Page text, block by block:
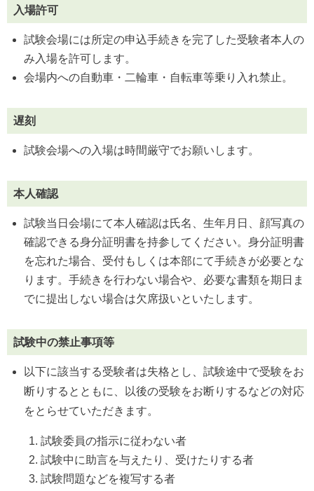
入場許可
試験会場には所定の申込手続きを完了した受験者本人の
み入場を許可します。
会場内への自動車・二輪車・自転車等乗り入れ禁止。
遅刻
試験会場への入場は時間厳守でお願いします。
本人確認
試験当日会場にて本人確認は氏名、生年月日、顔写真の
確認できる身分証明書を持参してください。身分証明書
を忘れた場合、受付もしくは本部にて手続きが必要とな
ります。手続きを行わない場合や、必要な書類を期日ま
でに提出しない場合は欠席扱いといたします。
試験中の禁止事項等
以下に該当する受験者は失格とし、試験途中で受験をお
断りするとともに、以後の受験をお断りするなどの対応
をとらせていただきます。
試験委員の指示に従わない者
試験中に助言を与えたり、受けたりする者
試験問題などを複写する者